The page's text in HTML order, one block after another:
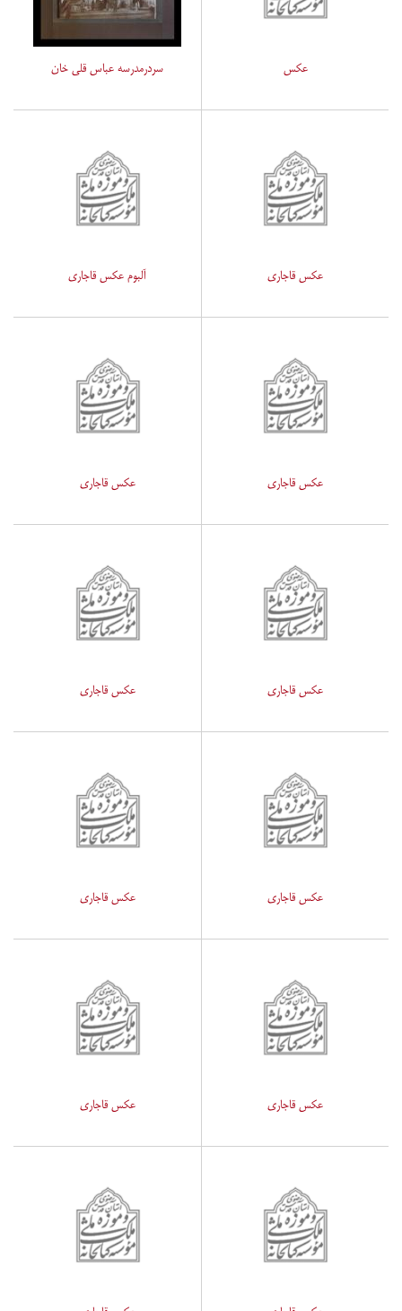
سردرمدرسه عباس قلی خان عکس
آلبوم عکس قاجاری عکس قاجاری
عکس قاجاری عکس قاجاری
عکس قاجاری عکس قاجاری
عکس قاجاری عکس قاجاری
عکس قاجاری عکس قاجاری